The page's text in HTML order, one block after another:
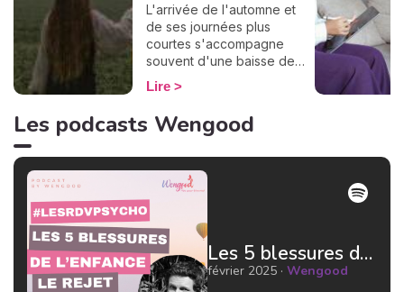
L'arrivée de l'automne et
de ses journées plus
courtes s'accompagne
souvent d'une baisse de
moral et d'énergie. Si cette
sensation de "blues
vous n'êtes pas seul·e. Il
aussi connue sous le nom
de Trouble Affectif
Saisonnier (TAS). Loin
d'être une simple fatigue
passagère, ce phénomène
bien réel touche de
nombreuses personnes
Lire
Les podcasts Wengood
Les 5 blessures de l'enfance : le rejet par Jean Doridot Docteur en psychologie
février 2025 · Wengood